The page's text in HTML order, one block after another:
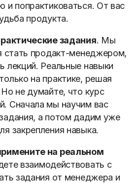
и попрактиковаться. От вас
продукта.
задания. Мы
стать продакт-менеджером,
лекций. Реальные навыки
на практике, решая
не думайте, что курс
Сначала мы научим вас
а потом дадим уже
закрепления навыка.
на реальном
взаимодействовать с
задания от менеджера и